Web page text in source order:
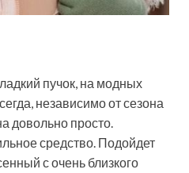
пучок, на модных
независимо от сезона
довольно просто.
средство. Подойдет
с очень близкого